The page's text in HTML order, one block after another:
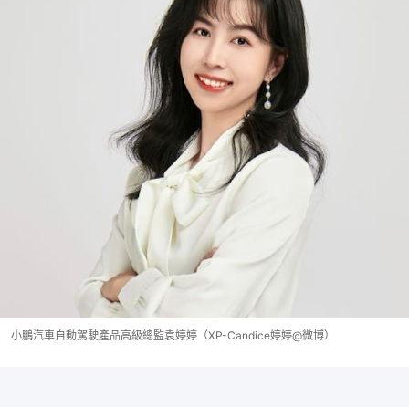
小鵬汽車自動駕駛產品高級總監袁婷婷（XP-Candice婷婷@微博）